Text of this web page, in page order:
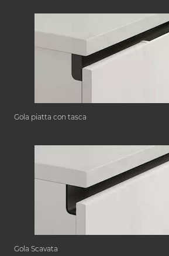
Gola piatta con tasca
Gola Scavata